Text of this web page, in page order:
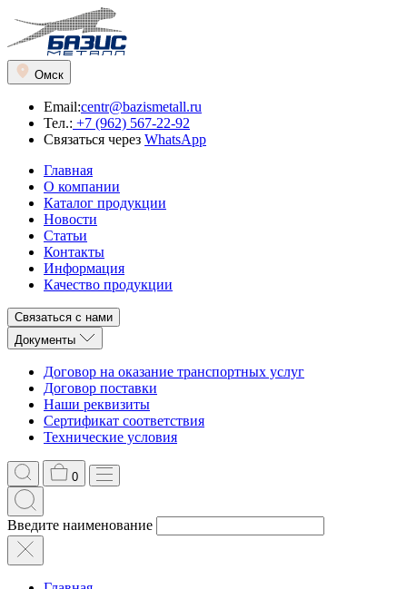
Омск
Email:centr@bazismetall.ru
Тел.: +7 (962) 567-22-92
Связаться через WhatsApp
Главная
О компании
Каталог продукции
Новости
Статьи
Контакты
Информация
Качество продукции
Связаться с нами
Документы
Договор на оказание транспортных услуг
Договор поставки
Наши реквизиты
Сертификат соответствия
Технические условия
0
Введите наименование